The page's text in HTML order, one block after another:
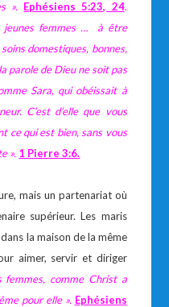
». Ephésiens 5:23, 24.
jeunes femmes … à être
domestiques, bonnes,
parole de Dieu ne soit pas
Sara, qui obéissait à
C’est d’elle que vous
ce qui est bien, sans vous
». 1 Pierre 3:6.
mais un partenariat où
supérieur. Les maris
la maison de la même
aimer, servir et diriger
femmes, comme Christ a
pour elle ». Ephésiens